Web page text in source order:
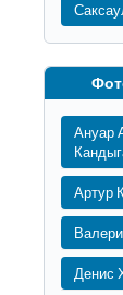
Ануар
Артур
Денис